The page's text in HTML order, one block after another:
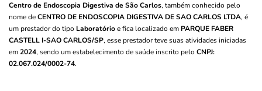
Centro de Endoscopia Digestiva de São Carlos, também conhecido pelo
nome deCENTRO DE ENDOSCOPIA DIGESTIVA DE SAO CARLOS LTDA, é
um prestador do tipo Laboratórioe fica localizado em PARQUE FABER
CASTELL I-SAO CARLOS/SP, esse prestador teve suas atividades iniciadas
em2024, sendo um estabelecimento de saúde inscrito pelo CNPJ:
02.067.024/0002-74.